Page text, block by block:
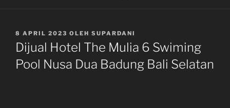
DIPOSKAN
PADA
8 APRIL 2023 OLEH SUPARDANI
Dijual Hotel The Mulia 6 Swiming
Pool Nusa Dua Badung Bali Selatan